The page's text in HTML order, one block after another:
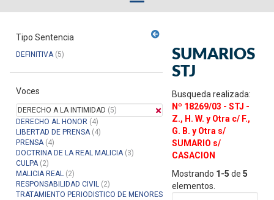
Sumarios del STJ
Manual del Usuario
Tipo Sentencia
DEFINITIVA(5)
Voces
DERECHO A LA INTIMIDAD (5)
DERECHO AL HONOR (4)
LIBERTAD DE PRENSA(4)
PRENSA(4)
DOCTRINA DE LA REAL MALICIA(3)
CULPA(2)
MALICIA REAL (2)
RESPONSABILIDAD CIVIL (2)
TRATAMIENTO PERIODISTICO DE MENORES
SUMARIOS
STJ
Busqueda realizada:
Nº 18269/03 - STJ -
Z., H. W. y Otra c/ F.,
G. B. y Otra s/
SUMARIO s/
CASACION
Mostrando 1-5 de 5
elementos.